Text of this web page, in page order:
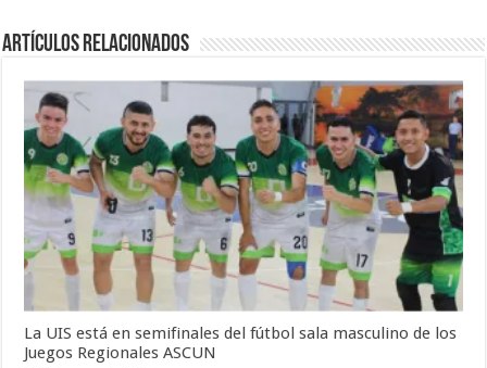
Artículos Relacionados
La UIS está en semifinales del fútbol sala masculino de los
Juegos Regionales ASCUN